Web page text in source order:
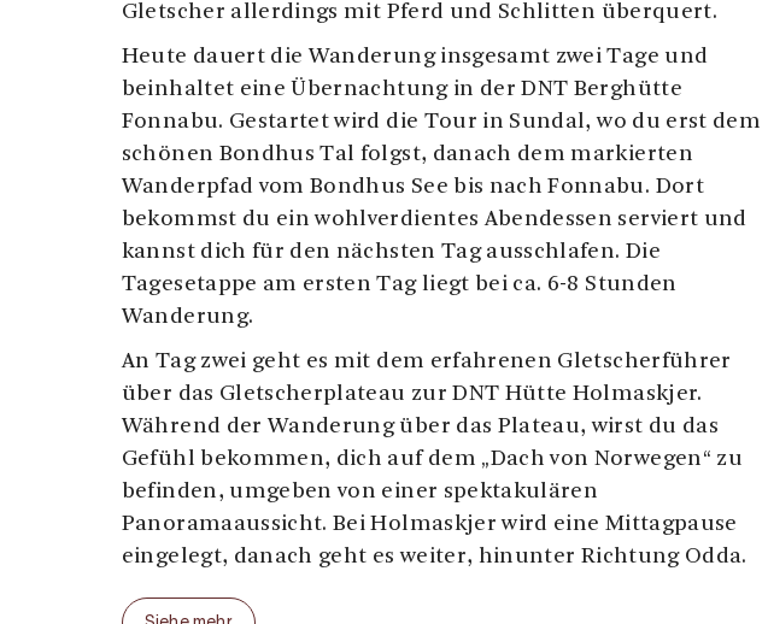
Gletscher allerdings mit Pferd und Schlitten überquert.
Heute dauert die Wanderung insgesamt zwei Tage und
beinhaltet eine Übernachtung in der DNT Berghütte
Fonnabu. Gestartet wird die Tour in Sundal, wo du erst dem
schönen Bondhus Tal folgst, danach dem markierten
Wanderpfad vom Bondhus See bis nach Fonnabu. Dort
bekommst du ein wohlverdientes Abendessen serviert und
kannst dich für den nächsten Tag ausschlafen. Die
Tagesetappe am ersten Tag liegt bei ca. 6-8 Stunden
Wanderung.
An Tag zwei geht es mit dem erfahrenen Gletscherführer
über das Gletscherplateau zur DNT Hütte Holmaskjer.
Während der Wanderung über das Plateau, wirst du das
Gefühl bekommen, dich auf dem „Dach von Norwegen“ zu
befinden, umgeben von einer spektakulären
Panoramaaussicht. Bei Holmaskjer wird eine Mittagpause
eingelegt, danach geht es weiter, hinunter Richtung Odda.
Die Gletscher Überquerung an sich dauert ca. 3 Stunden und